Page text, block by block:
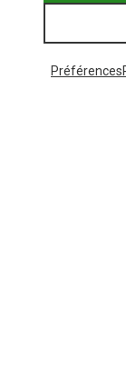
Préférences